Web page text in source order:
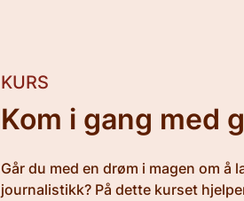
KURS
Kom i gang med
Går du med en drøm i magen om å
journalistikk? På dette kurset